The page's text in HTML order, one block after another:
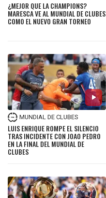
¿MEJOR QUE LA CHAMPIONS?
MARESCA VE AL MUNDIAL DE CLUBES
COMO EL NUEVO GRAN TORNEO
MUNDIAL DE CLUBES
LUIS ENRIQUE ROMPE EL SILENCIO
TRAS INCIDENTE CON JOAO PEDRO
EN LA FINAL DEL MUNDIAL DE
CLUBES